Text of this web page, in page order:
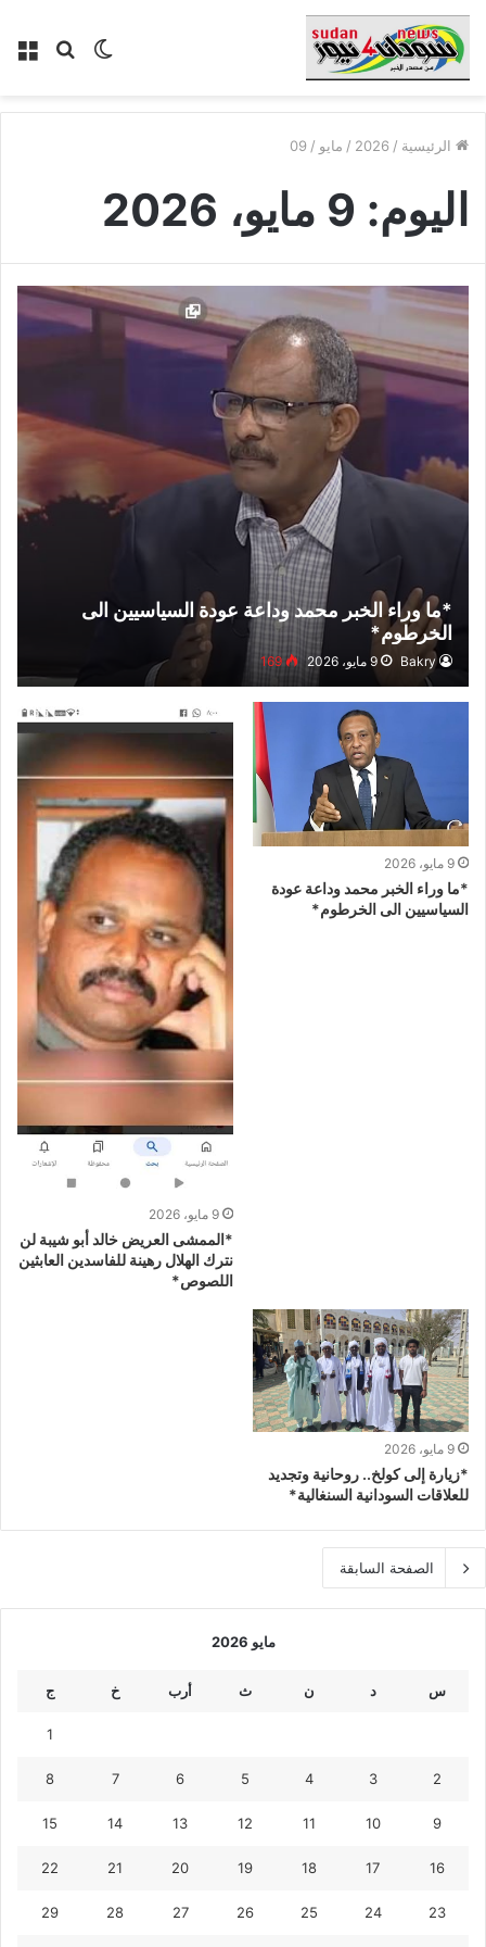
بحث الوضع
الرئيسية /
2026
/ مايو /
09
اليوم: 9 مايو، 2026
*ما وراء الخبر محمد وداعة عودة السياسيين الى
الخرطوم*
Bakry 9 مايو، 2026 169
9 مايو، 2026
*ما وراء الخبر محمد وداعة عودة
السياسيين الى الخرطوم*
9 مايو، 2026
*الممشى العريض خالد أبو شيبة لن
نترك الهلال رهينة للفاسدين العابثين
اللصوص*
9 مايو، 2026
*زيارة إلى كولخ.. روحانية وتجديد
للعلاقات السودانية السنغالية*
الصفحة السابقة
مايو 2026
س د ن ث أرب خ ج
1
2
3
4
5
6
7
8
9
10
11
12
13
14
15
16
17
18
19
20
21
22
23
24
25
26
27
28
29